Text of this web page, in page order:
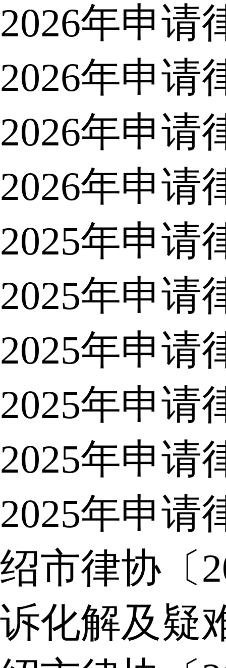
2026年申请
2026年申请
2026年申请
2026年申请
2025年申请
2025年申请
2025年申请
2025年申请
2025年申请
2025年申请
绍市律协〔
诉化解及疑